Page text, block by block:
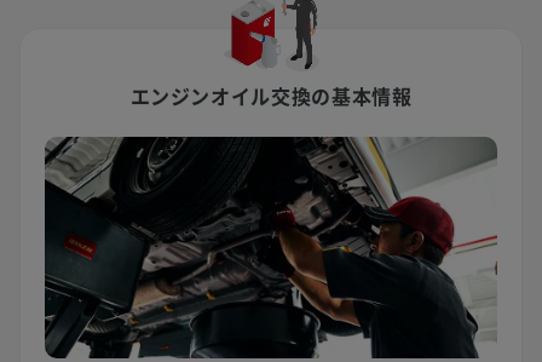
エンジンオイル交換の基本情報